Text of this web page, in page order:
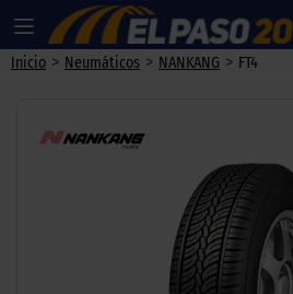
Inicio > Neumáticos > NANKANG > FT4